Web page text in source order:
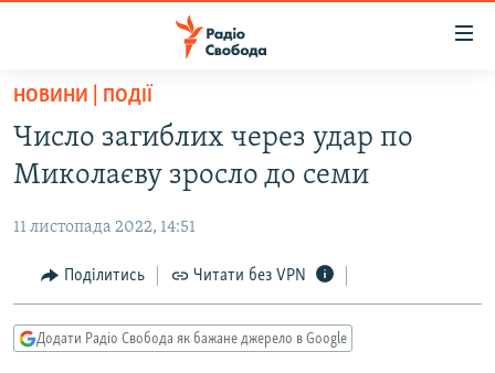
Перейти
основного
матеріалу
до
навігації
Перейти
до
РАДІО СВОБОДА – 70 РОКІВ
ПОЛІТИКА
ЕКОНОМІКА
КУЛЬТУРА
ВІЙНА
РОСІЙСЬКА «ФІЛЬТРАЦІЯ»
КРИМ.РЕАЛІЇ
НОВИНИ | ПОДІЇ
Число загиблих через удар по
Миколаєву зросло до семи
11 листопада 2022, 14:51
Поділитись Читати без VPN
Додати Радіо Свобода як бажане джерело в Google